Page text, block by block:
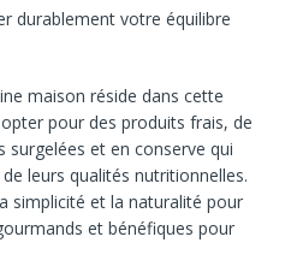
durablement votre équilibre
maison réside dans cette
pour des produits frais, de
et en conserve qui
leurs qualités nutritionnelles.
simplicité et la naturalité pour
et bénéfiques pour